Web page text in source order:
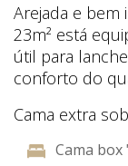
Arejada e bem
23m² está
útil para
conforto do
Cama extra
Cama box